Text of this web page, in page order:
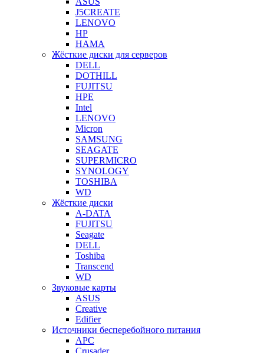
J5CREATE
LENOVO
HP
HAMA
Жёсткие диски для серверов
DELL
DOTHILL
FUJITSU
HPE
Intel
LENOVO
Micron
SAMSUNG
SEAGATE
SUPERMICRO
SYNOLOGY
TOSHIBA
WD
Жёсткие диски
A-DATA
FUJITSU
Seagate
DELL
Toshiba
Transcend
WD
Звуковые карты
ASUS
Creative
Edifier
Источники бесперебойного питания
APC